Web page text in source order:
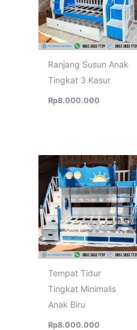
Ranjang Susun Anak
Tingkat 3 Kasur
Rp8.000.000
Tempat Tidur
Tingkat Minimalis
Anak Biru
Rp8.000.000